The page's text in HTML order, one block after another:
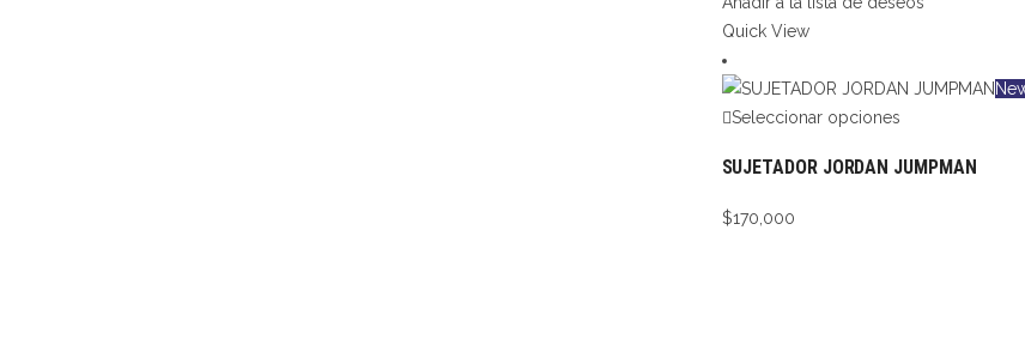
Quick View
Seleccionar opciones
SUJETADOR JORDAN JUMPMAN
$170,000